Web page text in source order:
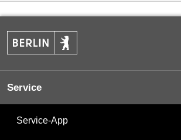
Service
Service-App